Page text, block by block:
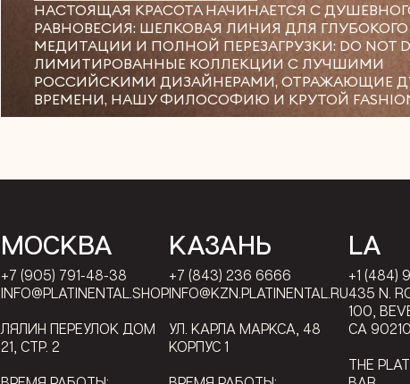
НАСТОЯЩАЯ КРАСОТА НАЧИНАЕТСЯ С
РАВНОВЕСИЯ: ШЕЛКОВАЯ ЛИНИЯ ДЛЯ
МЕДИТАЦИИ И ПОЛНОЙ ПЕРЕЗАГРУЗКИ: DO NOT
ЛИМИТИРОВАННЫЕ КОЛЛЕКЦИИ С ЛУЧШИМИ
РОССИЙСКИМИ ДИЗАЙНЕРАМИ, ОТРАЖАЮЩИЕ
ВРЕМЕНИ, НАШУ ФИЛОСОФИЮ И КРУТОЙ
МОСКВА
+7 (905) 791-48-38
INFO@PLATINENTAL.SHOP
ЛЯЛИН ПЕРЕУЛОК ДОМ
21, СТР. 2
КАЗАНЬ
+7 (843) 236 6666
INFO@KZN.PLATINENTAL.RU
УЛ. КАРЛА МАРКСА, 48
КОРПУС 1
LA
+1 (484)
435 N.
100,
CA 90210
THE